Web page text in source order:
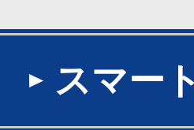
スマー